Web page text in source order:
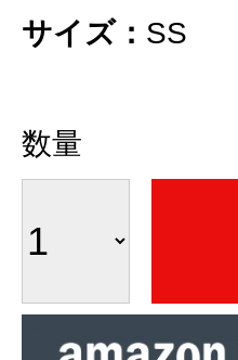
サイズ： SS
数量